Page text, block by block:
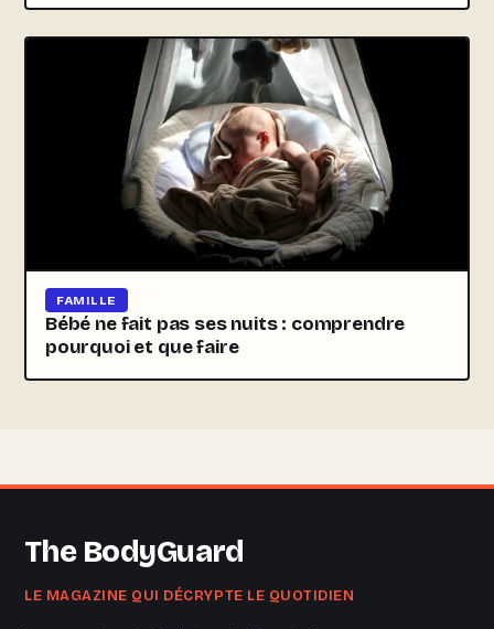
FAMILLE
Bébé ne fait pas ses nuits : comprendre
pourquoi et que faire
The BodyGuard
LE MAGAZINE QUI DÉCRYPTE LE QUOTIDIEN